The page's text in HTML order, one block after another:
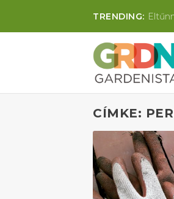
TRENDING:
CÍMKE: